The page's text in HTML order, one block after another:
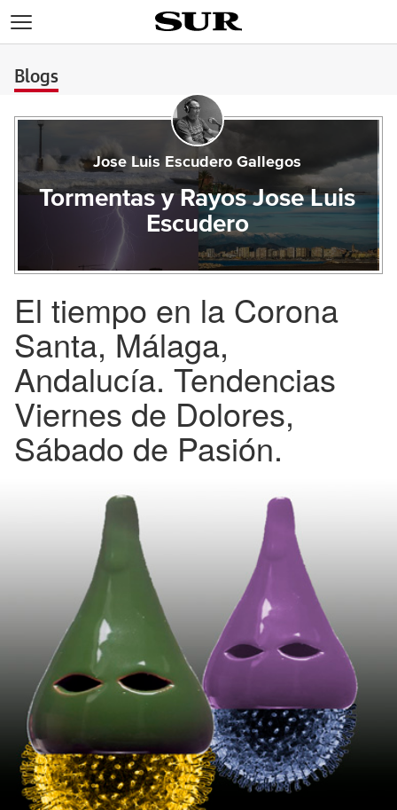
Blogs
Jose Luis Escudero Gallegos
Tormentas y Rayos Jose Luis
Escudero
El tiempo en la Corona
Santa, Málaga,
Andalucía. Tendencias
Viernes de Dolores,
Sábado de Pasión.